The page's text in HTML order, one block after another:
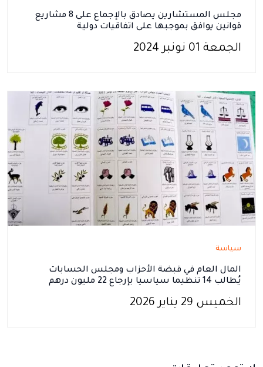
مجلس المستشارين يصادق بالإجماع على 8 مشاريع
قوانين يوافق بموجبها على اتفاقيات دولية
الجمعة 01 نونبر 2024
سياسة
المال العام في قبضة الأحزاب ومجلس الحسابات
يُطالب 14 تنظيما سياسيا بإرجاع 22 مليون درهم
الخميس 29 يناير 2026